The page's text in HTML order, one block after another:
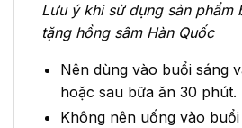
Lưu ý khi sử dụng sản phẩm
tặng hồng sâm Hàn Quốc
Nên dùng vào buổi sáng
hoặc sau bữa ăn 30 phút.
Không nên uống vào